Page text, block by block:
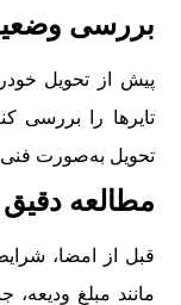
بررسی
پیش از تحویل
تایرها را بررسی
تحویل به‌صورت فنی
مطالعه دقیق
قبل از امضا،
مانند مبلغ